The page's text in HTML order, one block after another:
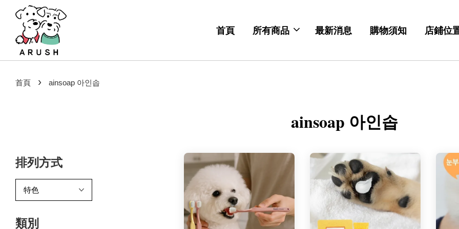
首頁 所有商品 最新消息 購物須知 店鋪位
首頁 › ainsoap 아인솝
ainsoap 아인솝
排列方式
類別